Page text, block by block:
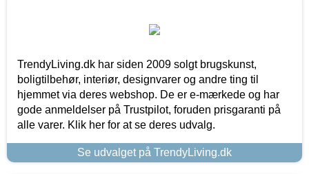
TrendyLiving.dk har siden 2009 solgt brugskunst,
boligtilbehør, interiør, designvarer og andre ting til
hjemmet via deres webshop. De er e-mærkede og har
gode anmeldelser på Trustpilot, foruden prisgaranti på
alle varer. Klik her for at se deres udvalg.
Se udvalget på TrendyLiving.dk